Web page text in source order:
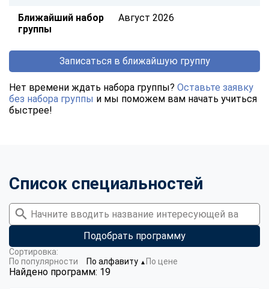
Ближайший набор
группы
Август 2026
Записаться в ближайшую группу
Нет времени ждать набора группы? Оставьте заявку
без набора группы и мы поможем вам начать учиться
быстрее!
Список специальностей
Подобрать программу
Найдено программ: 19
Сортировка:
По популярности
По алфавиту ▼ По цене